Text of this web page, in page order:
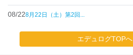
08/228月22日（土）第2回...
エデュログTOPへ